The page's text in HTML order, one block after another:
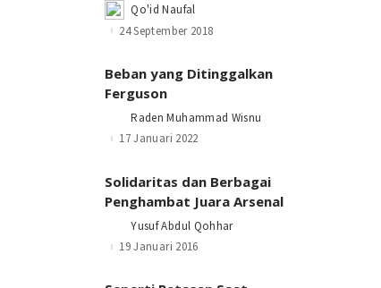
Posted
by
Qo'id Naufal
24 September 2018
Beban yang Ditinggalkan
Ferguson
Posted
by
Raden Muhammad Wisnu
17 Januari 2022
Solidaritas dan Berbagai
Penghambat Juara Arsenal
Posted
by
Yusuf Abdul Qohhar
19 Januari 2016